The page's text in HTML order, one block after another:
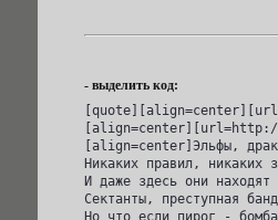
- выделить код:
[align=center]Эльфы,
Никаких правил, никаких
И даже здесь они находят
Сектанты, преступная
Но что если пирог - бомба